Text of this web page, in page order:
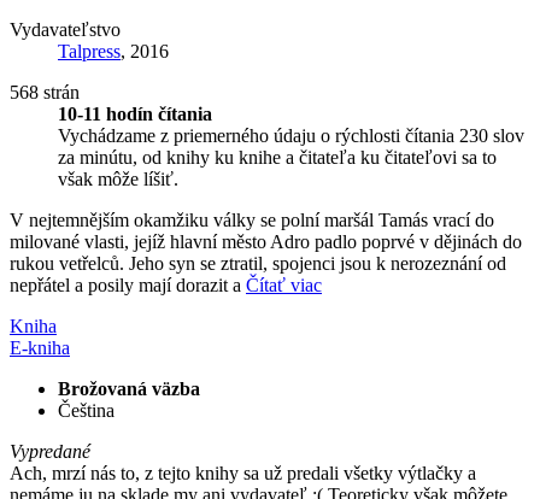
Vydavateľstvo
Talpress, 2016
568 strán
10-11 hodín čítania
Vychádzame z priemerného údaju o rýchlosti čítania 230 slov
za minútu, od knihy ku knihe a čitateľa ku čitateľovi sa to
však môže líšiť.
V nejtemnějším okamžiku války se polní maršál Tamás vrací do
milované vlasti, jejíž hlavní město Adro padlo poprvé v dějinách do
rukou vetřelců. Jeho syn se ztratil, spojenci jsou k nerozeznání od
nepřátel a posily mají dorazit a Čítať viac
Kniha
E-kniha
Brožovaná väzba
Čeština
Vypredané
Ach, mrzí nás to, z tejto knihy sa už predali všetky výtlačky a
nemáme ju na sklade my ani vydavateľ :( Teoreticky však môžete